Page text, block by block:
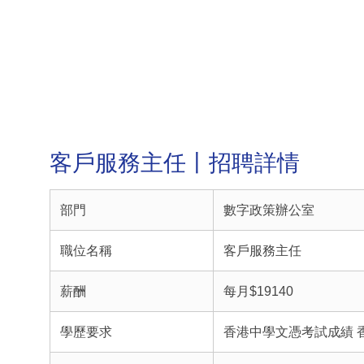
客戶服務主任丨招聘詳情
部門 數字政策辦公室
職位名稱 客戶服務主任
薪酬 每月$19140
學歷要求 香港中學文憑考試成績